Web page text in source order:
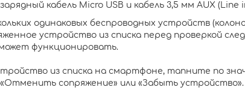
кабель Micro USB и кабель 3,5 мм AUX (Line
одинаковых беспроводных устройств
устройство из списка перед проверкой
функционировать.
из списка на смартфоне, тапните по
сопряжение» или «Забыть